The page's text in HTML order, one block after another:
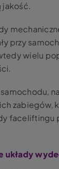
jakość.
przy
wielu
zabiegów,
faceliftingu
układy